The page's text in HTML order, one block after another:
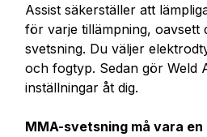
Assist säkerställer att
för varje tillämpning, oavsett
svetsning. Du väljer
och fogtyp. Sedan gör Weld
inställningar åt dig.
MMA-svetsning må vara